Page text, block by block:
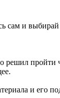
и
и